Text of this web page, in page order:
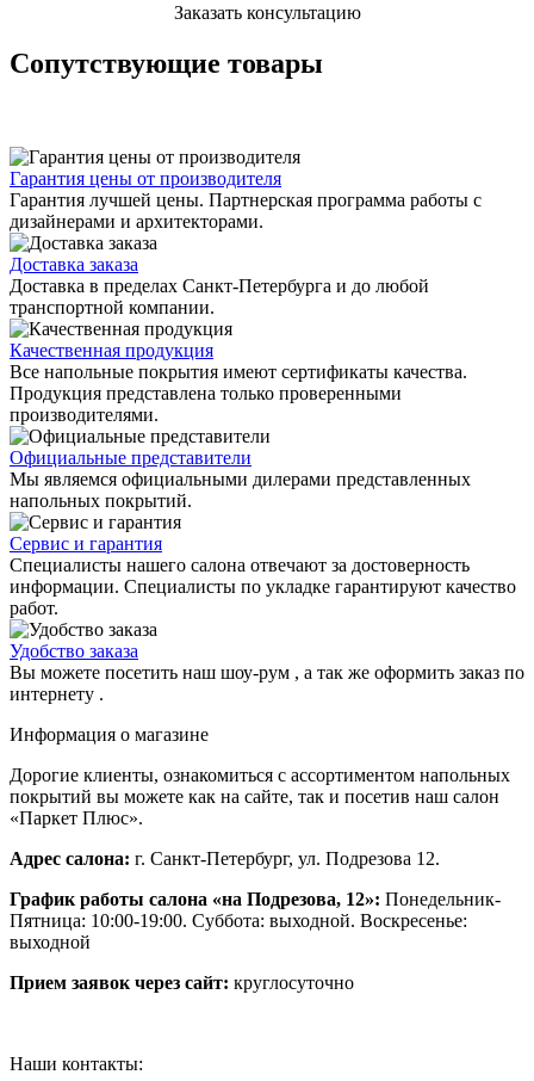
Заказать консультацию
Сопутствующие товары
Гарантия цены от производителя
Гарантия лучшей цены. Партнерская программа работы с
дизайнерами и архитекторами.
Доставка заказа
Доставка в пределах Санкт-Петербурга и до любой
транспортной компании.
Качественная продукция
Все напольные покрытия имеют сертификаты качества.
Продукция представлена только проверенными
производителями.
Официальные представители
Мы являемся официальными дилерами представленных
напольных покрытий.
Сервис и гарантия
Специалисты нашего салона отвечают за достоверность
информации. Специалисты по укладке гарантируют качество
работ.
Удобство заказа
Вы можете посетить наш шоу-рум , а так же оформить заказ по
интернету .
Информация о магазине
Дорогие клиенты, ознакомиться с ассортиментом напольных
покрытий вы можете как на сайте, так и посетив наш салон
«Паркет Плюс».
Адрес салона: г. Санкт-Петербург, ул. Подрезова 12.
График работы салона «на Подрезова, 12»: Понедельник-
Пятница: 10:00-19:00. Суббота: выходной. Воскресенье:
выходной
Прием заявок через сайт: круглосуточно
Наши контакты: